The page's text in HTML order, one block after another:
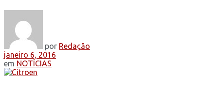
por Redação
janeiro 6, 2016
em NOTÍCIAS